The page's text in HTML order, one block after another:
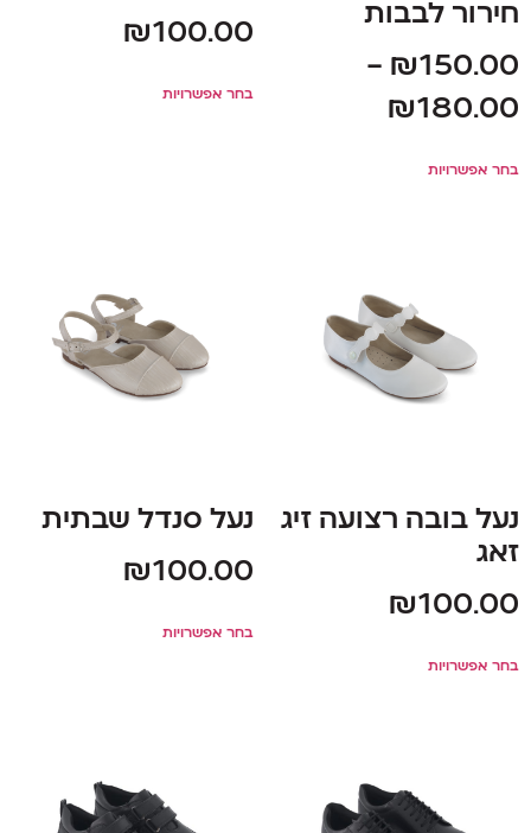
חירור לבבות
₪150.00
–
₪180.00
בחר אפשרויות
₪100.00
בחר אפשרויות
נעל בובה רצועה זיג
זאג
₪100.00
בחר אפשרויות
נעל סנדל שבתית
₪100.00
בחר אפשרויות